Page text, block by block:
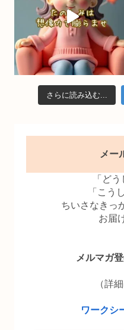
さらに読み込む...
メー
「ど
「こう
ちいさなきっ
お届
メルマガ
（詳
ワークシ